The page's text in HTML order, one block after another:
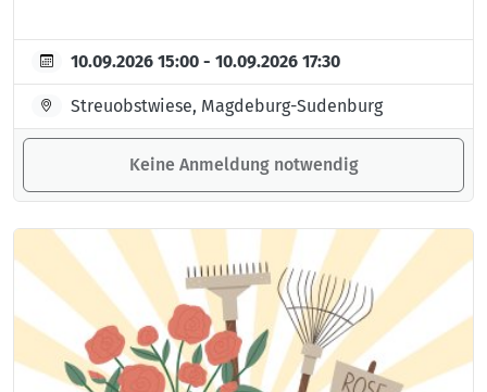
10.09.2026 15:00 - 10.09.2026 17:30
Streuobstwiese, Magdeburg-Sudenburg
Keine Anmeldung notwendig